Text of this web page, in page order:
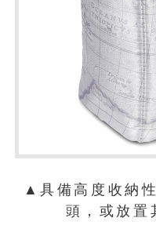
▲具備高度收納
頭，或放置